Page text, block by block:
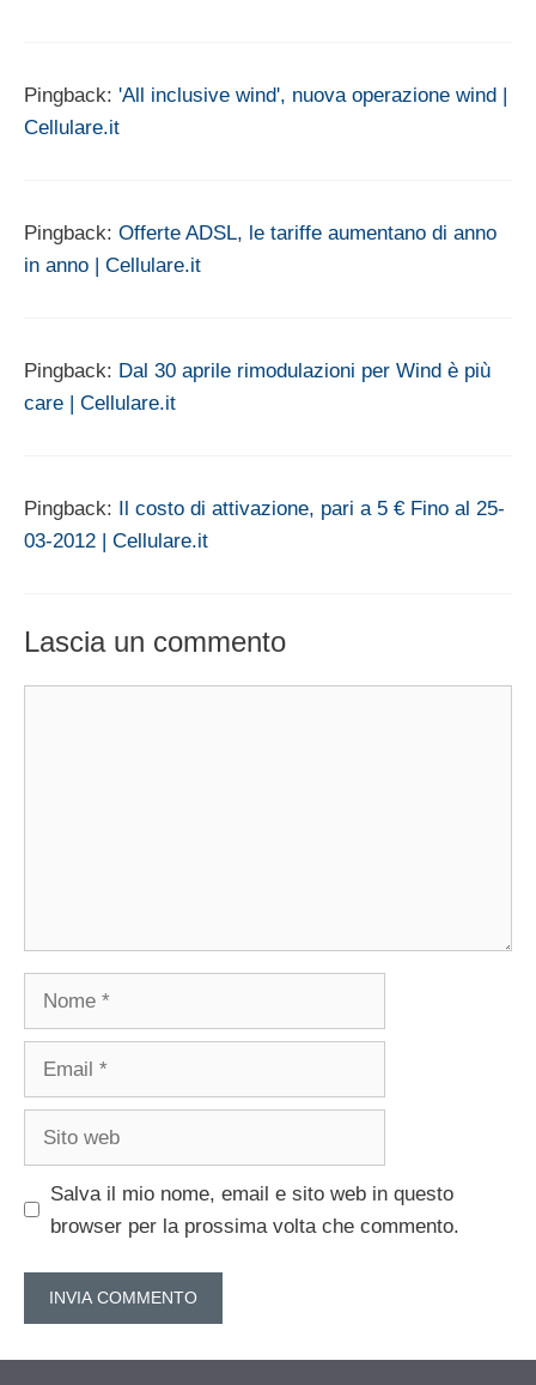
Pingback: 'All inclusive wind', nuova operazione wind |
Cellulare.it
Pingback: Offerte ADSL, le tariffe aumentano di anno
in anno | Cellulare.it
Pingback: Dal 30 aprile rimodulazioni per Wind è più
care | Cellulare.it
Pingback:
Il costo di attivazione, pari a 5 € Fino al 25-
03-2012 | Cellulare.it
Lascia un commento
Salva il mio nome, email e sito web in questo
browser per la prossima volta che commento.